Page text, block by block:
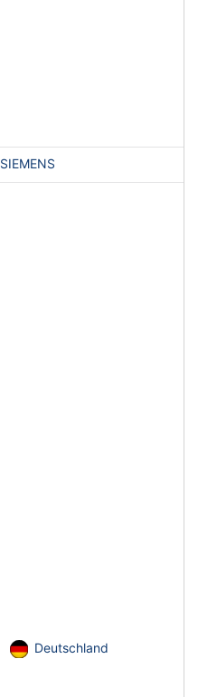
SIEMENS
Deutschland